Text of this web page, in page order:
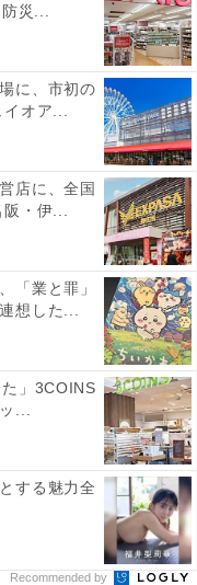
災...
に、市初の
オア...
店に、全国
・伊...
「業と罪」
想した...
た」3COINS
...
する魅力全
Recommended by